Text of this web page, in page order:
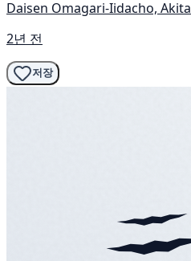
Daisen Omagari-Iidacho, Akita
2년 전
저장